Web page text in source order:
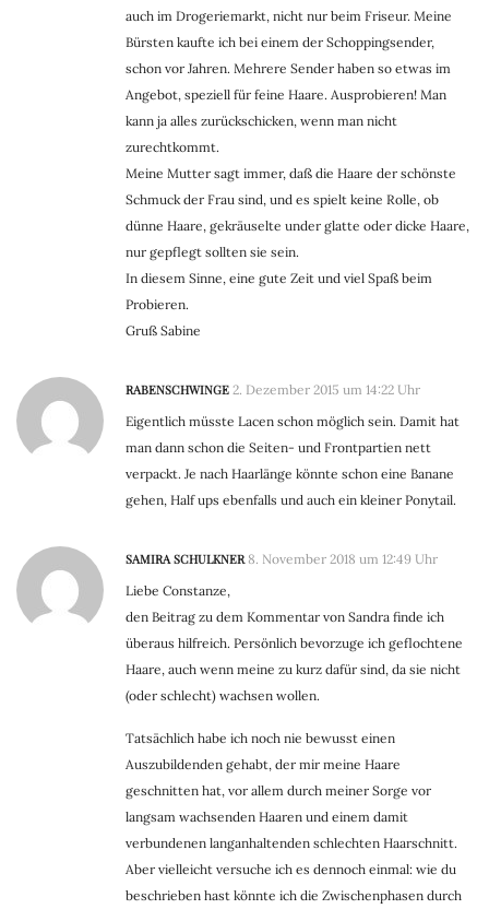
auch im Drogeriemarkt, nicht nur beim Friseur. Meine
Bürsten kaufte ich bei einem der Schoppingsender,
schon vor Jahren. Mehrere Sender haben so etwas im
Angebot, speziell für feine Haare. Ausprobieren! Man
kann ja alles zurückschicken, wenn man nicht
zurechtkommt.
Meine Mutter sagt immer, daß die Haare der schönste
Schmuck der Frau sind, und es spielt keine Rolle, ob
dünne Haare, gekräuselte under glatte oder dicke Haare,
nur gepflegt sollten sie sein.
In diesem Sinne, eine gute Zeit und viel Spaß beim
Probieren.
Gruß Sabine
RABENSCHWINGE 2. Dezember 2015 um 14:22 Uhr
Eigentlich müsste Lacen schon möglich sein. Damit hat
man dann schon die Seiten- und Frontpartien nett
verpackt. Je nach Haarlänge könnte schon eine Banane
gehen, Half ups ebenfalls und auch ein kleiner Ponytail.
SAMIRA SCHULKNER 8. November 2018 um 12:49 Uhr
Liebe Constanze,
den Beitrag zu dem Kommentar von Sandra finde ich
überaus hilfreich. Persönlich bevorzuge ich geflochtene
Haare, auch wenn meine zu kurz dafür sind, da sie nicht
(oder schlecht) wachsen wollen.
Tatsächlich habe ich noch nie bewusst einen
Auszubildenden gehabt, der mir meine Haare
geschnitten hat, vor allem durch meiner Sorge vor
langsam wachsenden Haaren und einem damit
verbundenen langanhaltenden schlechten Haarschnitt.
Aber vielleicht versuche ich es dennoch einmal: wie du
beschrieben hast könnte ich die Zwischenphasen durch